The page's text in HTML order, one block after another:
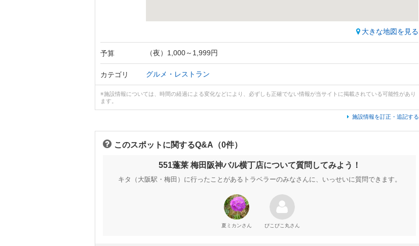
大きな地図を見る
予算 （夜）1,000～1,999円
カテゴリ グルメ・レストラン
※施設情報については、時間の経過による変化などにより、必ずしも正確でない情報が当サイトに掲載されている可能性があり
ます。
施設情報を訂正・追記する
このスポットに関するQ&A（0件）
551蓬莱 梅田阪神バル横丁店について質問してみよう！
キタ（大阪駅・梅田）に行ったことがあるトラベラーのみなさんに、いっせいに質問できます。
夏ミカンさん ぴこぴこ丸 さん